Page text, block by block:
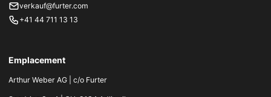
verkauf@furter.com
+41 44 711 13 13
Emplacement
Arthur Weber AG | c/o Furter